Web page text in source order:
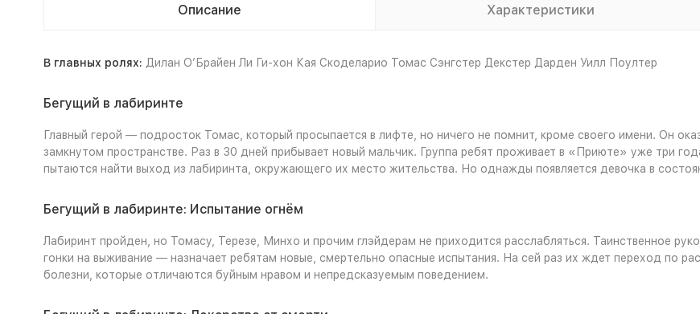
Описание Характеристики
В главных ролях: Дилан О’Брайен Ли Ги-хон Кая Скоделарио Томас Сэнгстер Декстер Дарден Уилл Поултер
Бегущий в лабиринте
Главный герой — подросток Томас, который просыпается в лифте, но ничего не помнит, кроме своего имени. Он
замкнутом пространстве. Раз в 30 дней прибывает новый мальчик. Группа ребят проживает в «Приюте» уже три
пытаются найти выход из лабиринта, окружающего их место жительства. Но однажды появляется девочка в
Бегущий в лабиринте: Испытание огнём
Лабиринт пройден, но Томасу, Терезе, Минхо и прочим глэйдерам не приходится расслабляться. Таинственное
гонки на выживание — назначает ребятам новые, смертельно опасные испытания. На сей раз их ждет переход по
болезни, которые отличаются буйным нравом и непредсказуемым поведением.